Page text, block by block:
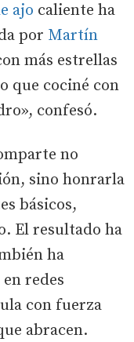
ajo caliente ha
por Martín
más estrellas
que cociné con
confesó.
no
sino honrarla
básicos,
El resultado ha
ha
redes
con fuerza
abracen.